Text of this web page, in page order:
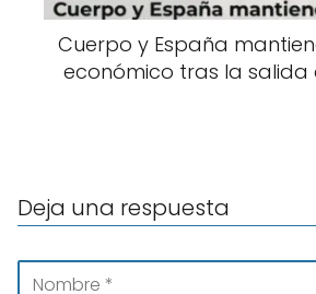
Cuerpo y España
económico tras la salida
Deja una respuesta